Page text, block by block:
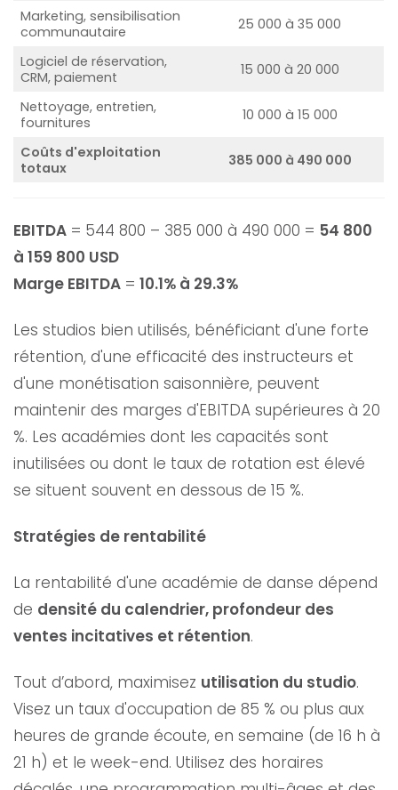
Marketing, sensibilisation
communautaire
25 000 à 35 000
Logiciel de réservation,
CRM, paiement
15 000 à 20 000
Nettoyage, entretien,
fournitures
10 000 à 15 000
Coûts d'exploitation
totaux
385 000 à 490 000
EBITDA = 544 800 – 385 000 à 490 000 = 54 800
à 159 800 USD
Marge EBITDA = 10.1% à 29.3%
Les studios bien utilisés, bénéficiant d'une forte
rétention, d'une efficacité des instructeurs et
d'une monétisation saisonnière, peuvent
maintenir des marges d'EBITDA supérieures à 20
%. Les académies dont les capacités sont
inutilisées ou dont le taux de rotation est élevé
se situent souvent en dessous de 15 %.
Stratégies de rentabilité
La rentabilité d'une académie de danse dépend
de densité du calendrier, profondeur des
ventes incitatives et rétention.
Tout d’abord, maximisez utilisation du studio.
Visez un taux d'occupation de 85 % ou plus aux
heures de grande écoute, en semaine (de 16 h à
21 h) et le week-end. Utilisez des horaires